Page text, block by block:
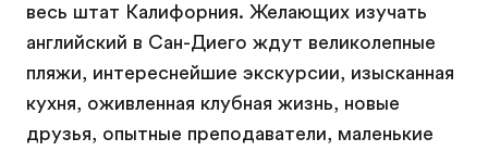
весь штат Калифорния. Желающих изучать
английский в Сан-Диего ждут великолепные
пляжи, интереснейшие экскурсии, изысканная
кухня, оживленная клубная жизнь, новые
друзья, опытные преподаватели, маленькие